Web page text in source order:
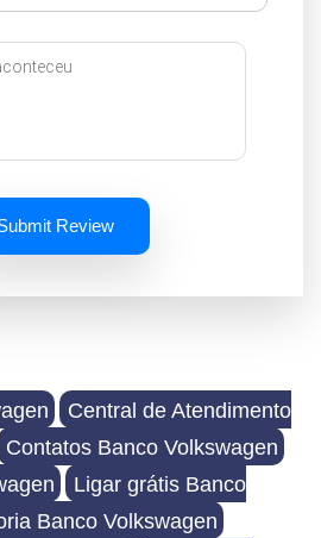
Review
Central de Atendimento
Contatos Banco Volkswagen
Ligar grátis Banco
Banco Volkswagen